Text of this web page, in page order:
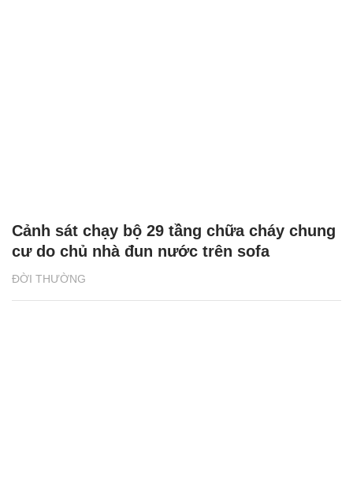
ĐỜI THƯỜNG
Cảnh sát chạy bộ 29 tầng chữa cháy chung
cư do chủ nhà đun nước trên sofa